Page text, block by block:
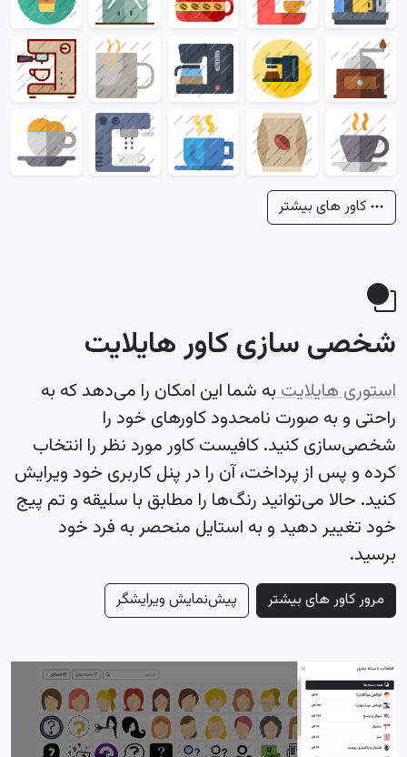
کاور های بیشتر
شخصی سازی کاور هایلایت
استوری هایلایتبه شما این امکان را می‌دهد که به
راحتی و به صورت نامحدود کاورهای خود را
شخصی‌سازی کنید. کافیست کاور مورد نظر را انتخاب
کرده و پس از پرداخت، آن را در پنل کاربری خود ویرایش
کنید. حالا می‌توانید رنگ‌ها را مطابق با سلیقه و تم پیج
خود تغییر دهید و به استایل منحصر به فرد خود
برسید.
مرور کاور های بیشتر پیش‌نمایش ویرایشگر